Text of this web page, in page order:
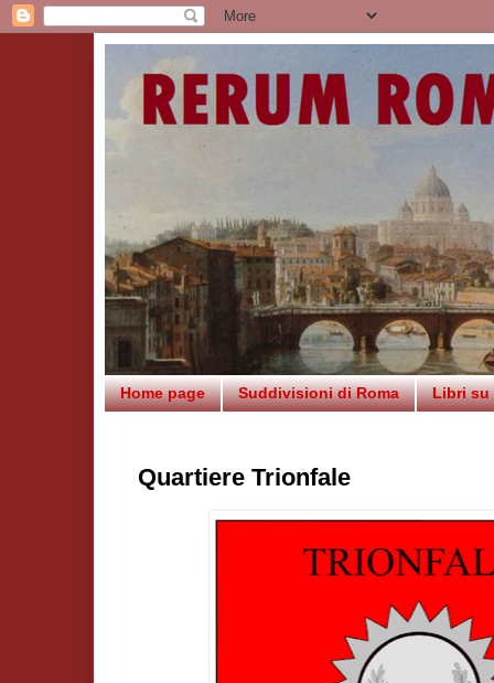
Home page Suddivisioni di Roma Libri su
Quartiere Trionfale